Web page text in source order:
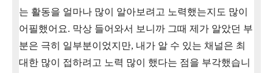
는 활동을 얼마나 많이 알아보려고 노력했는지도 많이
어필했어요. 막상 들어와서 보니까 그때 제가 알았던 부
분은 극히 일부분이었지만, 내가 알 수 있는 채널은 최
대한 많이 접하려고 노력 많이 했다는 점을 부각했습니